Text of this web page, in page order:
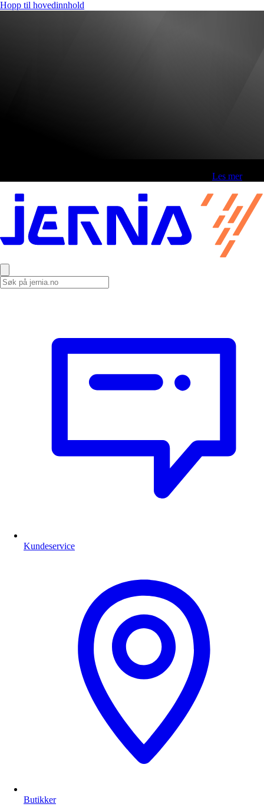
Hopp til hovedinnhold
Les mer
Kundeservice
Butikker